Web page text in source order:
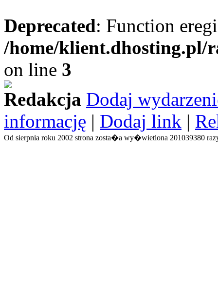
Deprecated: Function
/home/
on line 3
Redakcja Dodaj
informację | Dodaj link |
Od sierpnia roku 2002 strona zosta�a wy�wietlona 201039380